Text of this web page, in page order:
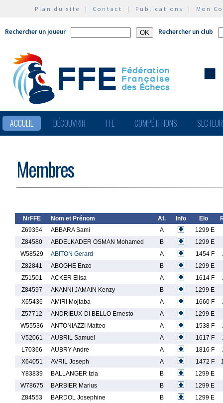
Plan du site | Contact | Publications | Mon
Rechercher un joueur Rechercher un club
ACCUEIL DÉCOUVRIR FFE COMPÉTITIONS
Membres
NrFFE Nom et Prénom Af. Info Elo
Z69354
ABBARA Sami A
1299 E
Z84580
ABDELKADER OSMAN Mohamed B
1299 E
W58529
ABITON Gerard A 1454 F
Z82841
ABOGHE Enzo B
1299 E
Z51501
ACKER Elisa A 1614 F
Z84597
AKANNI JAMAIN Kenzy B
1299 E
X65436
AMIRI Mojtaba A 1660 F
Z57712
ANDRIEUX-DI BELLO Ernesto A
1299 E
W55536
ANTONIAZZI Matteo A 1538 F
V52061
AUBRIL Samuel A 1617 F
L70366
AUBRY Andre A 1816 F
X64051
AVRIL Joseph A 1472 F
Y83839
BALLANGER Izia B
1299 E
W78675
BARBIER Marius B
1299 E
Z84553
BARDOL Josephine B
1299 E